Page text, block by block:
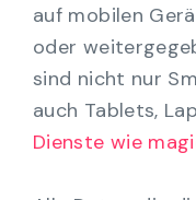
auf mobilen
oder
sind nicht nur
auch Tablets,
Dienste wie